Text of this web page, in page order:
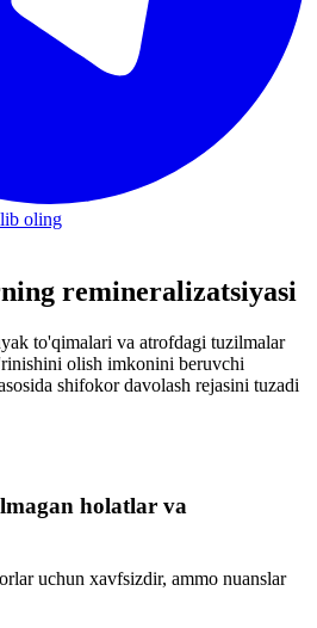
oling
remineralizatsiyasi
to'qimalari va atrofdagi tuzilmalar
olish imkonini beruvchi
shifokor davolash rejasini tuzadi
holatlar va
uchun xavfsizdir, ammo nuanslar